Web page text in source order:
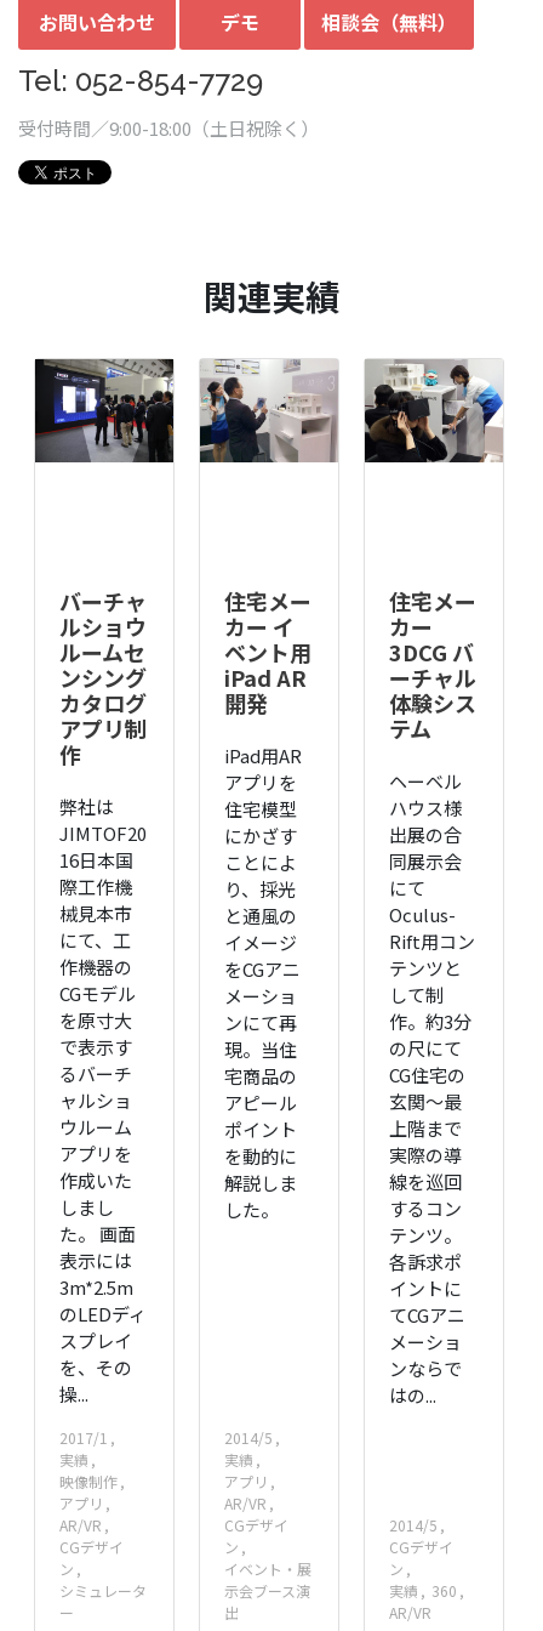
お問い合わせ デモ 相談会（無料）
Tel: 052-854-7729
受付時間／9:00-18:00（土日祝除く）
関連実績
バーチャ
ルショウ
ルームセ
ンシング
カタログ
アプリ制
作
弊社は
JIMTOF20
16日本国
際工作機
械見本市
にて、工
作機器の
CGモデル
を原寸大
で表示す
るバーチ
ャルショ
ウルーム
アプリを
作成いた
しまし
た。 画面
表示には
3m*2.5m
のLEDディ
スプレイ
を、その
操...
2017/1
実績
映像制作
アプリ
AR/VR
CGデザイ
ン
シミュレータ
ー
住宅メー
カー イ
ベント用
iPad AR
開発
iPad用AR
アプリを
住宅模型
にかざす
ことによ
り、採光
と通風の
イメージ
をCGアニ
メーショ
ンにて再
現。当住
宅商品の
アピール
ポイント
を動的に
解説しま
した。
2014/5
実績
アプリ
AR/VR
CGデザイ
ン
イベント・展
示会ブース演
出
住宅メー
カー
3DCG バ
ーチャル
体験シス
テム
ヘーベル
ハウス様
出展の合
同展示会
にて
Oculus-
Rift用コン
テンツと
して制
作。約3分
の尺にて
CG住宅の
玄関〜最
上階まで
実際の導
線を巡回
するコン
テンツ。
各訴求ポ
イントに
てCGアニ
メーショ
ンならで
はの...
2014/5
CGデザイ
ン
実績
360
AR/VR